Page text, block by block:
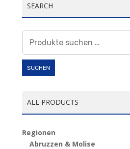
SEARCH
nach:
SUCHEN
ALL PRODUCTS
Regionen
Abruzzen & Molise